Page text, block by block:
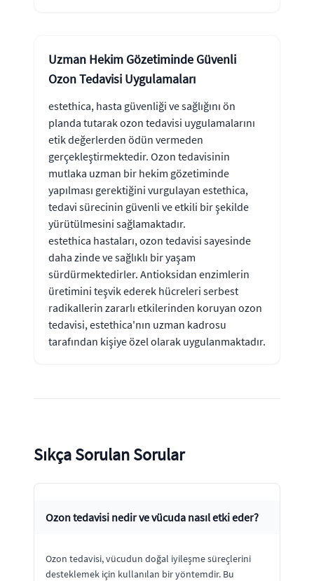
Uzman Hekim Gözetiminde Güvenli
Ozon Tedavisi Uygulamaları
estethica, hasta güvenliği ve sağlığını ön
planda tutarak ozon tedavisi uygulamalarını
etik değerlerden ödün vermeden
gerçekleştirmektedir. Ozon tedavisinin
mutlaka uzman bir hekim gözetiminde
yapılması gerektiğini vurgulayan estethica,
tedavi sürecinin güvenli ve etkili bir şekilde
yürütülmesini sağlamaktadır.
estethica hastaları, ozon tedavisi sayesinde
daha zinde ve sağlıklı bir yaşam
sürdürmektedirler. Antioksidan enzimlerin
üretimini teşvik ederek hücreleri serbest
radikallerin zararlı etkilerinden koruyan ozon
tedavisi, estethica'nın uzman kadrosu
tarafından kişiye özel olarak uygulanmaktadır.
Sıkça Sorulan Sorular
Ozon tedavisi nedir ve vücuda nasıl etki eder?
Ozon tedavisi, vücudun doğal iyileşme süreçlerini
desteklemek için kullanılan bir yöntemdir. Bu